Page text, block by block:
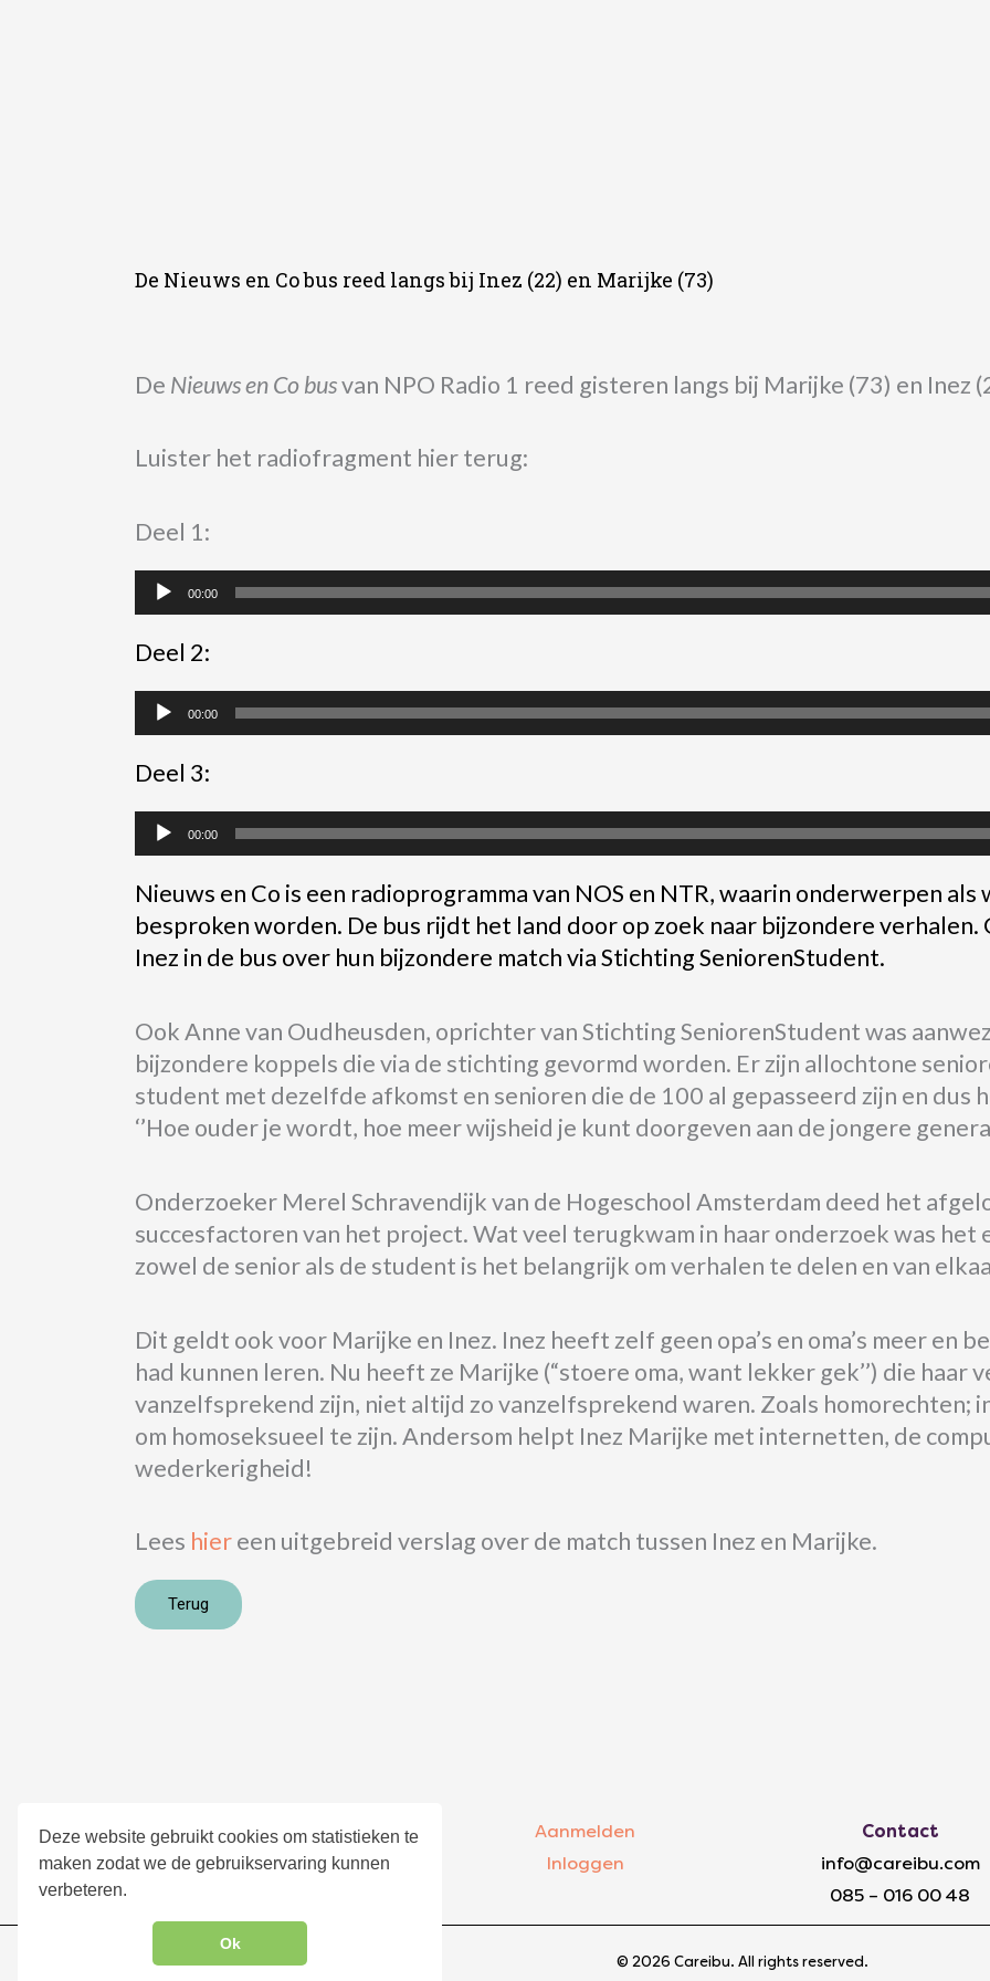
Deze website gebruikt cookies om statistieken te
maken zodat we de gebruikservaring kunnen
verbeteren.
Ok
De Nieuws en Co bus reed langs bij Inez (22) en Marijke (73)
De Nieuws en Co busvan NPO Radio 1 reed gisteren langs bij Marijke (73) en Inez
Luister het radiofragment hier terug:
Deel 1:
Audiospeler
00:00
Deel 2:
Audiospeler
00:00
Deel 3:
Audiospeler
00:00
Nieuws en Co is een radioprogramma van NOS en NTR, waarin onderwerpen
besproken worden. De bus rijdt het land door op zoek naar bijzondere
Inez in de bus over hun bijzondere match via Stichting SeniorenStudent.
Ook Anne van Oudheusden, oprichter van Stichting SeniorenStudent was
bijzondere koppels die via de stichting gevormd worden. Er zijn allochtone
student met dezelfde afkomst en senioren die de 100 al gepasseerd zijn en dus
‘’Hoe ouder je wordt, hoe meer wijsheid je kunt doorgeven aan de jongere
Onderzoeker Merel Schravendijk van de Hogeschool Amsterdam deed het
succesfactoren van het project. Wat veel terugkwam in haar onderzoek was het
zowel de senior als de student is het belangrijk om verhalen te delen en van
Dit geldt ook voor Marijke en Inez. Inez heeft zelf geen opa’s en oma’s meer en
had kunnen leren. Nu heeft ze Marijke (“stoere oma, want lekker gek’’) die haar
vanzelfsprekend zijn, niet altijd zo vanzelfsprekend waren. Zoals homorechten;
om homoseksueel te zijn. Andersom helpt Inez Marijke met internetten, de
wederkerigheid!
Lees hiereen uitgebreid verslag over de match tussen Inez en Marijke.
Terug
Over Careibu
Algemene voorwaarden
Aanmelden
Inloggen
Contact
info@careibu.com
085 – 016 00 48
© 2026 Careibu. All rights reserved.